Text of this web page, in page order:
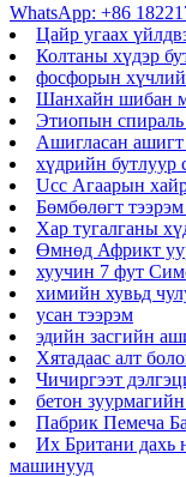
WhatsApp: +86
Цайр угаах
Колтаны хүдэр
фосфорын
Шанхайн шибан
Этиопын спираль
Ашигласан ашигт
хүдрийн бутлуур
Ucc Агаарын
Бөмбөлөгт
Хар тугалганы
Өмнөд Африкт
хуучин 7 фут
химийн хувьд
усан тээрэм
эдийн засгийн
Хятадаас алт
Чичиргээт
бетон
Пабрик Пемеча
Их Британи дахь
машинууд